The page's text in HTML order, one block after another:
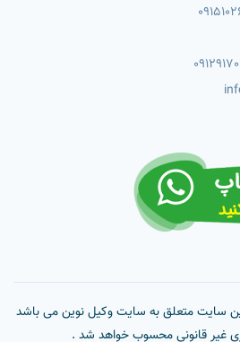
سایت متعلق به سایت وکیل نوین می باشد
غیر قانونی محسوب خواهد شد .